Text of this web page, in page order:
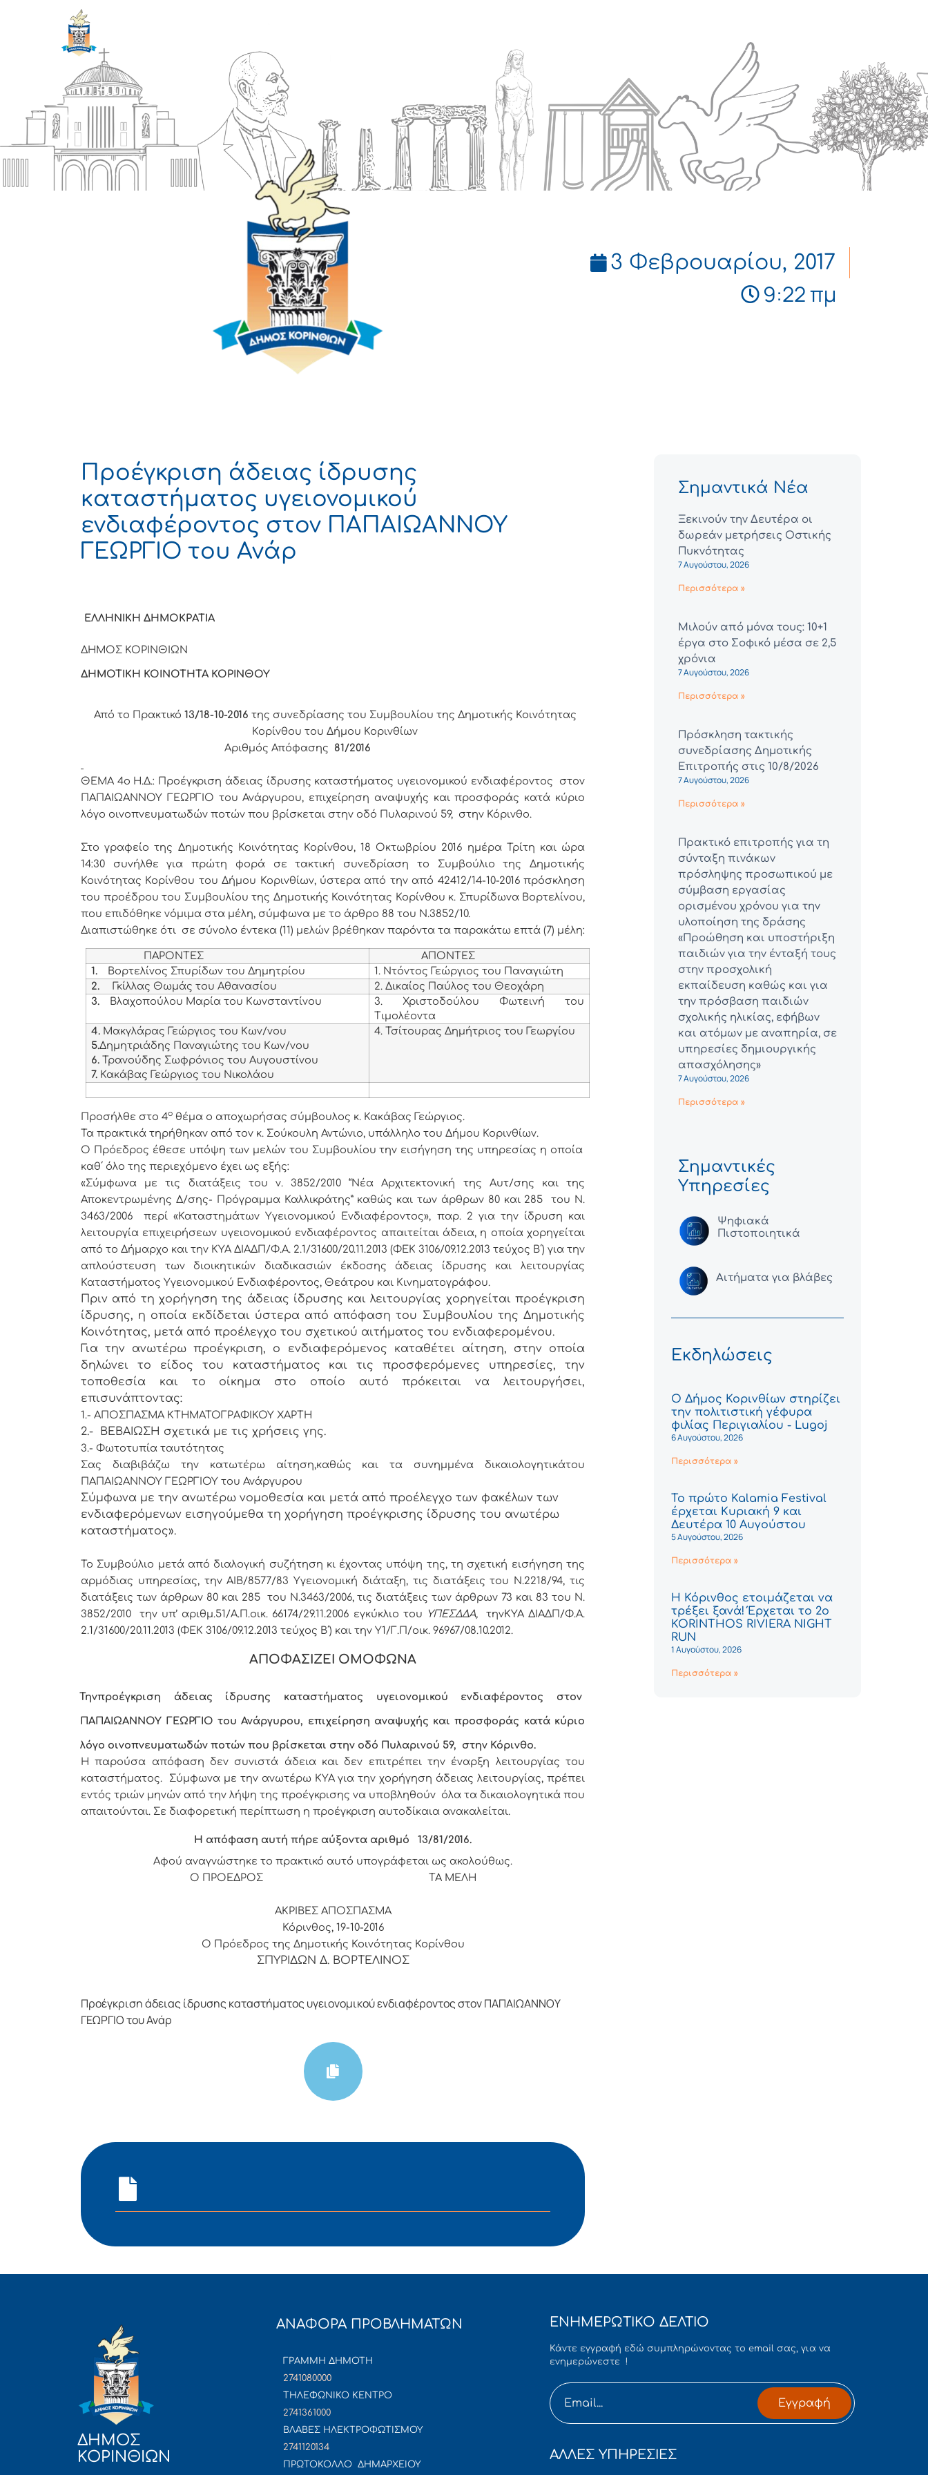
3 Φεβρουαρίου, 2017
9:22 πμ
Προέγκριση άδειας ίδρυσης
καταστήματος υγειονομικού
ενδιαφέροντος στον ΠΑΠΑΙΩΑΝΝΟΥ
ΓΕΩΡΓΙΟ του Ανάρ
ΕΛΛΗΝΙΚΗ ΔΗΜΟΚΡΑΤΙΑ
ΔΗΜΟΣ ΚΟΡΙΝΘΙΩΝ
ΔΗΜΟΤΙΚΗ ΚΟΙΝΟΤΗΤΑ ΚΟΡΙΝΘΟΥ
Από το Πρακτικό 13/18-10-2016 της συνεδρίασης του Συμβουλίου της Δημοτικής Κοινότητας
Κορίνθου του Δήμου Κορινθίων
Αριθμός Απόφασης
81/2016
ΘΕΜΑ 4o Η.Δ.: Προέγκριση άδειας ίδρυσης καταστήματος υγειονομικού ενδιαφέροντος στον
ΠΑΠΑΙΩΑΝΝΟΥ ΓΕΩΡΓΙΟ του Ανάργυρου, επιχείρηση αναψυχής και προσφοράς κατά κύριο
λόγο οινοπνευματωδών ποτών που βρίσκεται στην οδό Πυλαρινού 59, στην Κόρινθο.
Στο γραφείο της Δημοτικής Κοινότητας Κορίνθου, 18 Οκτωβρίου 2016 ημέρα Τρίτη και ώρα
14:30 συνήλθε για πρώτη φορά σε τακτική συνεδρίαση το Συμβούλιο της Δημοτικής
Κοινότητας Κορίνθου του Δήμου Κορινθίων, ύστερα από την από 42412/14-10-2016 πρόσκληση
του προέδρου του Συμβουλίου της Δημοτικής Κοινότητας Κορίνθου κ. Σπυρίδωνα Βορτελίνου,
που επιδόθηκε νόμιμα στα μέλη, σύμφωνα με το άρθρο 88 του Ν.3852/10.
Διαπιστώθηκε ότι σε σύνολο έντεκα (11) μελών βρέθηκαν παρόντα τα παρακάτω επτά (7) μέλη:
ΠΑΡΟΝΤΕΣ
ΑΠΟΝΤΕΣ
1.
Βορτελίνος Σπυρίδων του Δημητρίου
1. Ντόντος Γεώργιος του Παναγιώτη
2.
Γκίλλας Θωμάς του Αθανασίου
2. Δικαίος Παύλος του Θεοχάρη
3.
Βλαχοπούλου Μαρία του Κωνσταντίνου
3. Χριστοδούλου Φωτεινή του
Τιμολέοντα
4. Μακγλάρας Γεώργιος του Κων/νου
5.Δημητριάδης Παναγιώτης του Κων/νου
6. Τρανούδης Σωφρόνιος του Αυγουστίνου
7. Κακάβας Γεώργιος του Νικολάου
4. Τσίτουρας Δημήτριος του Γεωργίου
Προσήλθε στο 4ο θέμα ο αποχωρήσας σύμβουλος κ. Κακάβας Γεώργιος.
Τα πρακτικά τηρήθηκαν από τον κ. Σούκουλη Αντώνιο, υπάλληλο του Δήμου Κορινθίων.
Ο Πρόεδρος έθεσε υπόψη των μελών του Συμβουλίου την εισήγηση της υπηρεσίας η οποία
καθ΄ όλο της περιεχόμενο έχει ως εξής:
«Σύμφωνα με τις διατάξεις του ν. 3852/2010 “Νέα Αρχιτεκτονική της Αυτ/σης και της
Αποκεντρωμένης Δ/σης- Πρόγραμμα Καλλικράτης” καθώς και των άρθρων 80 και 285 του Ν.
3463/2006 περί «Καταστημάτων Υγειονομικού Ενδιαφέροντος», παρ. 2 για την ίδρυση και
λειτουργία επιχειρήσεων υγειονομικού ενδιαφέροντος απαιτείται άδεια, η οποία χορηγείται
από το Δήμαρχο και την ΚΥΑ ΔΙΑΔΠ/Φ.Α. 2.1/31600/20.11.2013 (ΦΕΚ 3106/09.12.2013 τεύχος Β΄) για την
απλούστευση των διοικητικών διαδικασιών έκδοσης άδειας ίδρυσης και λειτουργίας
Καταστήματος Υγειονομικού Ενδιαφέροντος, Θεάτρου και Κινηματογράφου.
Πριν από τη χορήγηση της άδειας ίδρυσης και λειτουργίας χορηγείται προέγκριση
ίδρυσης, η οποία εκδίδεται ύστερα από απόφαση του Συμβουλίου της Δημοτικής
Κοινότητας, μετά από προέλεγχο του σχετικού αιτήματος του ενδιαφερομένου.
Για την ανωτέρω προέγκριση, ο ενδιαφερόμενος καταθέτει αίτηση, στην οποία
δηλώνει το είδος του καταστήματος και τις προσφερόμενες υπηρεσίες, την
τοποθεσία και το οίκημα στο οποίο αυτό πρόκειται να λειτουργήσει,
επισυνάπτοντας:
1.- ΑΠΟΣΠΑΣΜΑ ΚΤΗΜΑΤΟΓΡΑΦΙΚΟΥ ΧΑΡΤΗ
2.- ΒΕΒΑΙΩΣΗ σχετικά με τις χρήσεις γης.
3.- Φωτοτυπία ταυτότητας
Σας διαβιβάζω την κατωτέρω αίτηση,καθώς και τα συνημμένα δικαιολογητικάτου
ΠΑΠΑΙΩΑΝΝΟΥ ΓΕΩΡΓΙΟΥ του Ανάργυρου
Σύμφωνα με την ανωτέρω νομοθεσία και μετά από προέλεγχο των φακέλων των
ενδιαφερόμενων εισηγούμεθα τη χορήγηση προέγκρισης ίδρυσης του ανωτέρω
καταστήματος».
Το Συμβούλιο μετά από διαλογική συζήτηση κι έχοντας υπόψη της, τη σχετική εισήγηση της
αρμόδιας υπηρεσίας, την ΑΙΒ/8577/83 Υγειονομική διάταξη, τις διατάξεις του Ν.2218/94, τις
διατάξεις των άρθρων 80 και 285 του Ν.3463/2006, τις διατάξεις των άρθρων 73 και 83 του Ν.
3852/2010 την υπ’ αριθμ.51/Α.Π.οικ. 66174/29.11.2006 εγκύκλιο του ΥΠΕΣΔΔΑ, τηνΚΥΑ ΔΙΑΔΠ/Φ.Α.
2.1/31600/20.11.2013 (ΦΕΚ 3106/09.12.2013 τεύχος Β΄) και την Υ1/Γ.Π/οικ. 96967/08.10.2012.
ΑΠΟΦΑΣΙΖΕΙ ΟΜΟΦΩΝΑ
Τηνπροέγκριση άδειας ίδρυσης καταστήματος υγειονομικού ενδιαφέροντος στον
ΠΑΠΑΙΩΑΝΝΟΥ ΓΕΩΡΓΙΟ του Ανάργυρου, επιχείρηση αναψυχής και προσφοράς κατά κύριο
λόγο οινοπνευματωδών ποτών που βρίσκεται στην οδό Πυλαρινού 59, στην Κόρινθο.
Η παρούσα απόφαση δεν συνιστά άδεια και δεν επιτρέπει την έναρξη λειτουργίας του
καταστήματος. Σύμφωνα με την ανωτέρω ΚΥΑ για την χορήγηση άδειας λειτουργίας, πρέπει
εντός τριών μηνών από την λήψη της προέγκρισης να υποβληθούν όλα τα δικαιολογητικά που
απαιτούνται. Σε διαφορετική περίπτωση η προέγκριση αυτοδίκαια ανακαλείται.
Η απόφαση αυτή πήρε αύξοντα αριθμό 13/81 /2016.
Αφού αναγνώστηκε το πρακτικό αυτό υπογράφεται ως ακολούθως.
Ο ΠΡΟΕΔΡΟΣ ΤΑ ΜΕΛΗ
ΑΚΡΙΒΕΣ ΑΠΟΣΠΑΣΜΑ
Κόρινθος, 19-10-2016
Ο Πρόεδρος της Δημοτικής Κοινότητας Κορίνθου
ΣΠΥΡΙΔΩΝ Δ. ΒΟΡΤΕΛΙΝΟΣ
Προέγκριση άδειας ίδρυσης καταστήματος υγειονομικού ενδιαφέροντος στον ΠΑΠΑΙΩΑΝΝΟΥ
ΓΕΩΡΓΙΟ του Ανάρ
Σημαντικά Νέα
Ξεκινούν την Δευτέρα οι
δωρεάν μετρήσεις Οστικής
Πυκνότητας
7 Αυγούστου, 2026
Περισσότερα »
Μιλούν από μόνα τους: 10+1
έργα στο Σοφικό μέσα σε 2,5
χρόνια
7 Αυγούστου, 2026
Περισσότερα »
Πρόσκληση τακτικής
συνεδρίασης Δημοτικής
Επιτροπής στις 10/8/2026
7 Αυγούστου, 2026
Περισσότερα »
Πρακτικό επιτροπής για τη
σύνταξη πινάκων
πρόσληψης προσωπικού με
σύμβαση εργασίας
ορισμένου χρόνου για την
υλοποίηση της δράσης
«Προώθηση και υποστήριξη
παιδιών για την ένταξή τους
στην προσχολική
εκπαίδευση καθώς και για
την πρόσβαση παιδιών
σχολικής ηλικίας, εφήβων
και ατόμων με αναπηρία, σε
υπηρεσίες δημιουργικής
απασχόλησης»
7 Αυγούστου, 2026
Περισσότερα »
Σημαντικές
Υπηρεσίες
Ψηφιακά
Πιστοποιητικά
Αιτήματα για βλάβες
Εκδηλώσεις
Ο Δήμος Κορινθίων στηρίζει
την πολιτιστική γέφυρα
φιλίας Περιγιαλίου - Lugoj
6 Αυγούστου, 2026
Περισσότερα »
Το πρώτο Kalamia Festival
έρχεται Κυριακή 9 και
Δευτέρα 10 Αυγούστου
5 Αυγούστου, 2026
Περισσότερα »
Η Κόρινθος ετοιμάζεται να
τρέξει ξανά! Έρχεται το 2ο
KORINTHOS RIVIERA NIGHT
RUN
1 Αυγούστου, 2026
Περισσότερα »
ΔΗΜΟΣ
ΚΟΡΙΝΘΙΩΝ
ΑΝΑΦΟΡΑ ΠΡΟΒΛΗΜΑΤΩΝ
ΓΡΑΜΜΗ ΔΗΜΟΤΗ
2741080000
ΤΗΛΕΦΩΝΙΚΟ ΚΕΝΤΡΟ
2741361000
ΒΛΑΒΕΣ ΗΛΕΚΤΡΟΦΩΤΙΣΜΟΥ
2741120134
ΠΡΩΤΟΚΟΛΛΟ ΔΗΜΑΡΧΕΙΟΥ
ΕΝΗΜΕΡΩΤΙΚΟ ΔΕΛΤΙΟ
Κάντε εγγραφή εδώ συμπληρώνοντας το email σας, για να
ενημερώνεστε !
Εγγραφή
ΑΛΛΕΣ ΥΠΗΡΕΣΙΕΣ